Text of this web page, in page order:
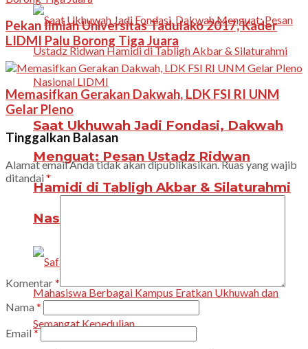
Saat Ukhuwah Jadi Fondasi, Dakwah
Menguat: Pesan Ustadz Ridwan
Hamidi di Tabligh Akbar & Silaturahmi
Nasional LIDMI
Pekan Ilmiah Universitas Tadulako 2017, Kader
LIDMI Palu Borong Tiga Juara
Memasifkan Gerakan Dakwah, LDK FSI RI UNM
Gelar Pleno
Tinggalkan Balasan
Alamat email Anda tidak akan dipublikasikan.Ruas yang wajib
ditandai *
Komentar*
Nama *
Email*